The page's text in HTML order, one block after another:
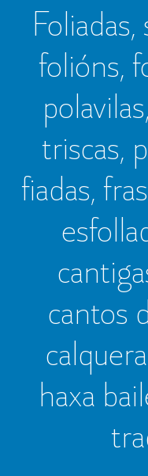
folións,
triscas,
fiadas,
cantos
haxa